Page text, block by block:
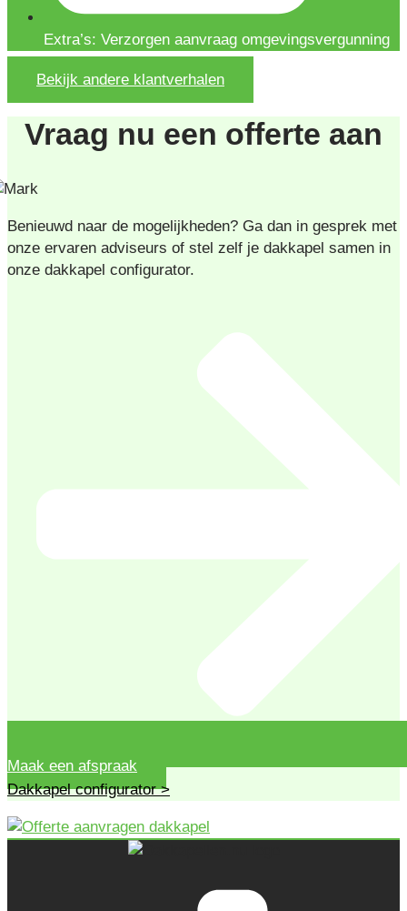
Extra’s: Verzorgen aanvraag omgevingsvergunning
Bekijk andere klantverhalen
Vraag nu een offerte aan
Benieuwd naar de mogelijkheden? Ga dan in gesprek met
onze ervaren adviseurs of stel zelf je dakkapel samen in
onze dakkapel configurator.
Maak een afspraak
Dakkapel configurator >